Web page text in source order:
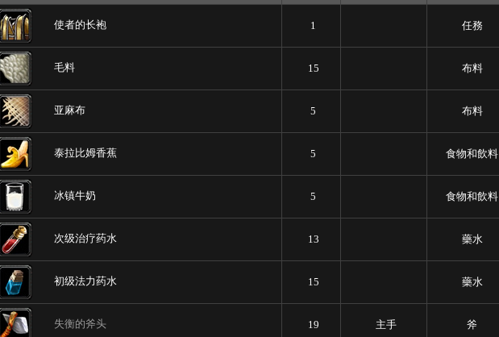
使者的长袍 1 任務
毛料 15 布料
亚麻布 5 布料
泰拉比姆香蕉 5 食物和飲料
冰镇牛奶 5 食物和飲料
次级治疗药水 13 藥水
初级法力药水 15 藥水
失衡的斧头 19 主手 斧